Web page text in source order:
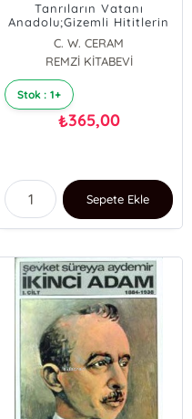
Tanrıların Vatanı
Anadolu;Gizemli Hititlerin
Keşfi
C. W. CERAM
REMZİ KİTABEVİ
Stok : 1+
₺365,00
Sepete Ekle